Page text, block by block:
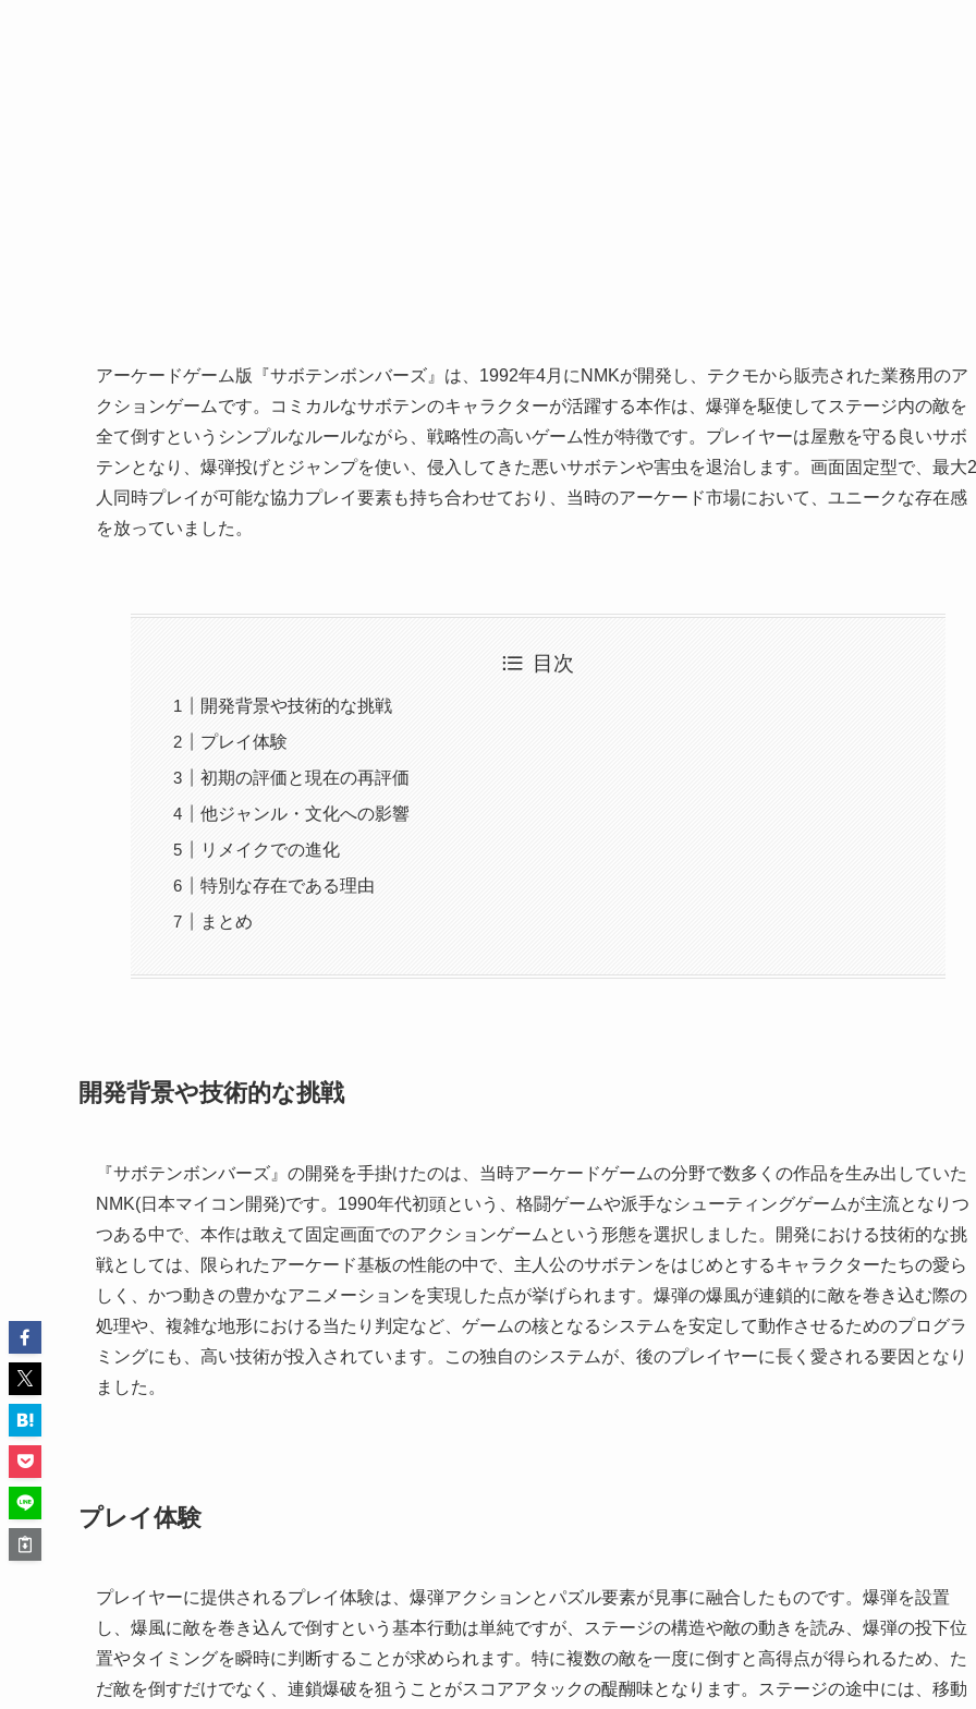
アーケードゲーム版『サボテンボンバーズ』は、1992年4月にNMKが開発し、テクモから販売された業務用のア
クションゲームです。コミカルなサボテンのキャラクターが活躍する本作は、爆弾を駆使してステージ内の敵を
全て倒すというシンプルなルールながら、戦略性の高いゲーム性が特徴です。プレイヤーは屋敷を守る良いサボ
テンとなり、爆弾投げとジャンプを使い、侵入してきた悪いサボテンや害虫を退治します。画面固定型で、最大2
人同時プレイが可能な協力プレイ要素も持ち合わせており、当時のアーケード市場において、ユニークな存在感
を放っていました。
目次
開発背景や技術的な挑戦
プレイ体験
初期の評価と現在の再評価
他ジャンル・文化への影響
リメイクでの進化
特別な存在である理由
まとめ
開発背景や技術的な挑戦
『サボテンボンバーズ』の開発を手掛けたのは、当時アーケードゲームの分野で数多くの作品を生み出していた
NMK(日本マイコン開発)です。1990年代初頭という、格闘ゲームや派手なシューティングゲームが主流となりつ
つある中で、本作は敢えて固定画面でのアクションゲームという形態を選択しました。開発における技術的な挑
戦としては、限られたアーケード基板の性能の中で、主人公のサボテンをはじめとするキャラクターたちの愛ら
しく、かつ動きの豊かなアニメーションを実現した点が挙げられます。爆弾の爆風が連鎖的に敵を巻き込む際の
処理や、複雑な地形における当たり判定など、ゲームの核となるシステムを安定して動作させるためのプログラ
ミングにも、高い技術が投入されています。この独自のシステムが、後のプレイヤーに長く愛される要因となり
ました。
プレイ体験
プレイヤーに提供されるプレイ体験は、爆弾アクションとパズル要素が見事に融合したものです。爆弾を設置
し、爆風に敵を巻き込んで倒すという基本行動は単純ですが、ステージの構造や敵の動きを読み、爆弾の投下位
置やタイミングを瞬時に判断することが求められます。特に複数の敵を一度に倒すと高得点が得られるため、た
だ敵を倒すだけでなく、連鎖爆破を狙うことがスコアアタックの醍醐味となります。ステージの途中には、移動